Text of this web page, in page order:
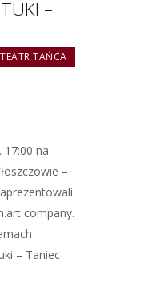
–
TAŃCA
17:00 na
–
company.
– Taniec